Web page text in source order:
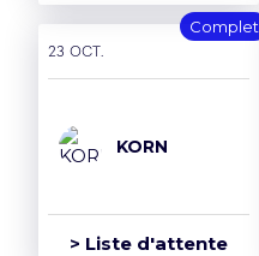
Complet
23 oct.
KORN
> Liste d'attente